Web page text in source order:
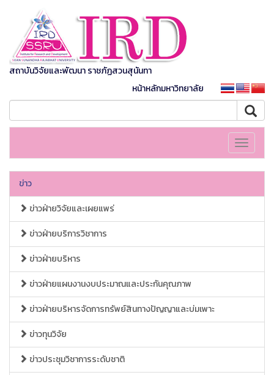
สถาบันวิจัยและพัฒนา ราชภัฏสวนสุนันทา
หน้าหลักมหาวิทยาลัย
Toggle
ข่าว
ข่าวฝ่ายวิจัยและเผยแพร่
ข่าวฝ่ายบริการวิชาการ
ข่าวฝ่ายบริหาร
ข่าวฝ่ายแผนงานงบประมาณและประกันคุณภาพ
ข่าวฝ่ายบริหารจัดการทรัพย์สินทางปัญญาและบ่มเพาะ
ข่าวทุนวิจัย
ข่าวประชุมวิชาการระดับชาติ